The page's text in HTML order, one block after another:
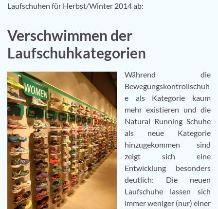
Laufschuhen für Herbst/Winter 2014 ab:
Verschwimmen der
Laufschuhkategorien
Während die
Bewegungskontrollschuh
e als Kategorie kaum
mehr existieren und die
Natural Running Schuhe
als neue Kategorie
hinzugekommen sind
zeigt sich eine
Entwicklung besonders
deutlich: Die neuen
Laufschuhe lassen sich
immer weniger (nur) einer